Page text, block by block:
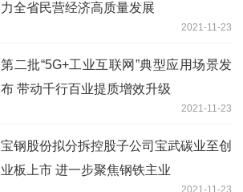
力全省民营经济高质量发展
2021-11-23
第二批“5G+工业互联网”典型应用场景发
布 带动千行百业提质增效升级
2021-11-23
宝钢股份拟分拆控股子公司宝武碳业至创
业板上市 进一步聚焦钢铁主业
2021-11-23